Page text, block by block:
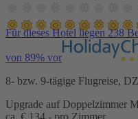
Für dieses Hotel liegen 238
von 89% vor
8- bzw. 9-tägige Flugreise,
Upgrade auf Doppelzimmer
ca. € 134,- pro Zimmer